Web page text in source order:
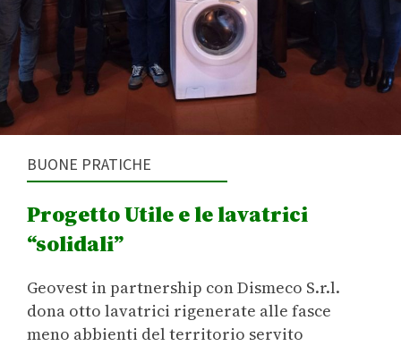
BUONE PRATICHE
Progetto Utile e le lavatrici
“solidali”
Geovest in partnership con Dismeco S.r.l.
dona otto lavatrici rigenerate alle fasce
meno abbienti del territorio servito